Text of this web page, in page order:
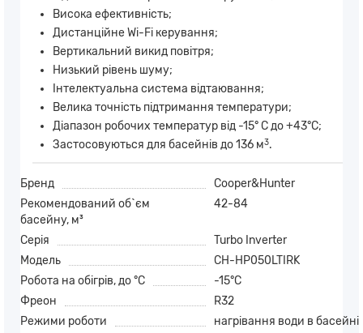
Висока ефективність;
Дистанційне Wi-Fi керування;
Вертикальний викид повітря;
Низький рівень шуму;
Інтелектуальна система відтаювання;
Велика точність підтримання температури;
Діапазон робочих температур від -15° C до +43°C;
Застосовуються для басейнів до 136 м3.
Бренд
Cooper&Hunter
Рекомендований об`єм
басейну, м³
42-84
Серія
Turbo Inverter
Модель
CH-HP050LTIRK
Робота на обігрів, до °С
-15°С
Фреон
R32
Режими роботи
нагрівання води в басейні